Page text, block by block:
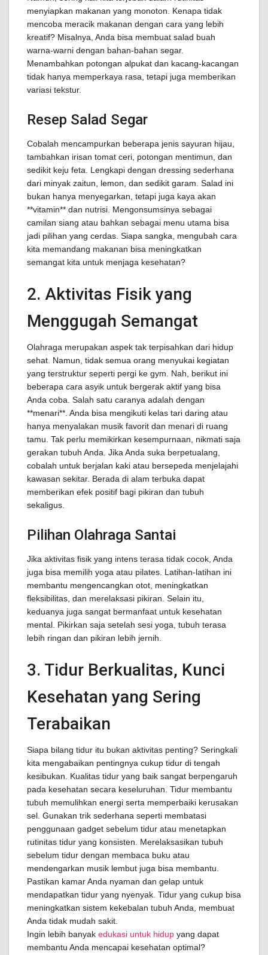
menyiapkan makanan yang monoton. Kenapa tidak
mencoba meracik makanan dengan cara yang lebih
kreatif? Misalnya, Anda bisa membuat salad buah
warna-warni dengan bahan-bahan segar.
Menambahkan potongan alpukat dan kacang-kacangan
tidak hanya memperkaya rasa, tetapi juga memberikan
variasi tekstur.
Resep Salad Segar
Cobalah mencampurkan beberapa jenis sayuran hijau,
tambahkan irisan tomat ceri, potongan mentimun, dan
sedikit keju feta. Lengkapi dengan dressing sederhana
dari minyak zaitun, lemon, dan sedikit garam. Salad ini
bukan hanya menyegarkan, tetapi juga kaya akan
**vitamin** dan nutrisi. Mengonsumsinya sebagai
camilan siang atau bahkan sebagai menu utama bisa
jadi pilihan yang cerdas. Siapa sangka, mengubah cara
kita memandang makanan bisa meningkatkan
semangat kita untuk menjaga kesehatan?
2. Aktivitas Fisik yang
Menggugah Semangat
Olahraga merupakan aspek tak terpisahkan dari hidup
sehat. Namun, tidak semua orang menyukai kegiatan
yang terstruktur seperti pergi ke gym. Nah, berikut ini
beberapa cara asyik untuk bergerak aktif yang bisa
Anda coba. Salah satu caranya adalah dengan
**menari**. Anda bisa mengikuti kelas tari daring atau
hanya menyalakan musik favorit dan menari di ruang
tamu. Tak perlu memikirkan kesempurnaan, nikmati saja
gerakan tubuh Anda. Jika Anda suka berpetualang,
cobalah untuk berjalan kaki atau bersepeda menjelajahi
kawasan sekitar. Berada di alam terbuka dapat
memberikan efek positif bagi pikiran dan tubuh
sekaligus.
Pilihan Olahraga Santai
Jika aktivitas fisik yang intens terasa tidak cocok, Anda
juga bisa memilih yoga atau pilates. Latihan-latihan ini
membantu mengencangkan otot, meningkatkan
fleksibilitas, dan merelaksasi pikiran. Selain itu,
keduanya juga sangat bermanfaat untuk kesehatan
mental. Pikirkan saja setelah sesi yoga, tubuh terasa
lebih ringan dan pikiran lebih jernih.
3. Tidur Berkualitas, Kunci
Kesehatan yang Sering
Terabaikan
Siapa bilang tidur itu bukan aktivitas penting? Seringkali
kita mengabaikan pentingnya cukup tidur di tengah
kesibukan. Kualitas tidur yang baik sangat berpengaruh
pada kesehatan secara keseluruhan. Tidur membantu
tubuh memulihkan energi serta memperbaiki kerusakan
sel. Gunakan trik sederhana seperti membatasi
penggunaan gadget sebelum tidur atau menetapkan
rutinitas tidur yang konsisten. Merelaksasikan tubuh
sebelum tidur dengan membaca buku atau
mendengarkan musik lembut juga bisa membantu.
Pastikan kamar Anda nyaman dan gelap untuk
mendapatkan tidur yang nyenyak. Tidur yang cukup bisa
meningkatkan sistem kekebalan tubuh Anda, membuat
Anda tidak mudah sakit.
Ingin lebih banyak edukasi untuk hidup yang dapat
membantu Anda mencapai kesehatan optimal?